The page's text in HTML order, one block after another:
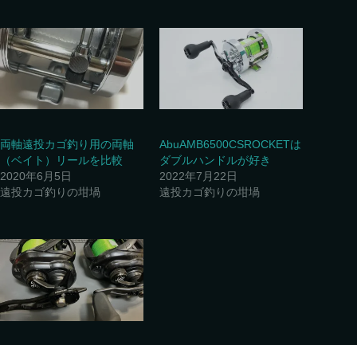
両軸遠投カゴ釣り用の両軸
（ベイト）リールを比較
2020年6月5日
遠投カゴ釣りの坩堝
AbuAMB6500CSROCKETは
ダブルハンドルが好き
2022年7月22日
遠投カゴ釣りの坩堝